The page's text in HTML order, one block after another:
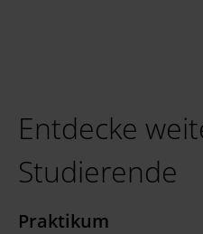
Entdecke
Studierende
Praktikum